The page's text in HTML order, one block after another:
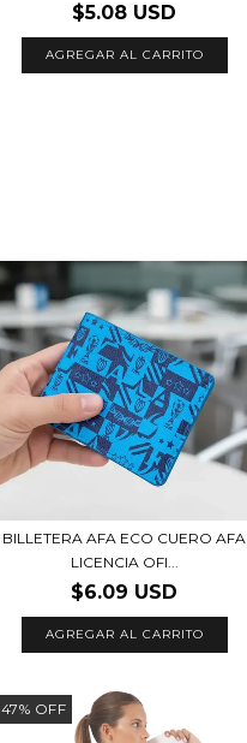
$5.08 USD
BILLETERA AFA ECO CUERO AFA
LICENCIA OFI...
$6.09 USD
47% OFF